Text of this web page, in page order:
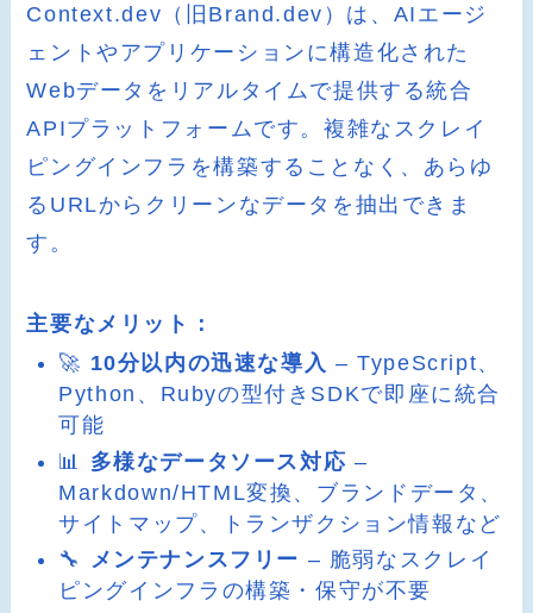
Context.dev（旧Brand.dev）は、AIエージ
ェントやアプリケーションに構造化された
Webデータをリアルタイムで提供する統合
APIプラットフォームです。複雑なスクレイ
ピングインフラを構築することなく、あらゆ
るURLからクリーンなデータを抽出できま
す。
主要なメリット：
🚀 10分以内の迅速な導入 – TypeScript、
Python、Rubyの型付きSDKで即座に統合
可能
📊 多様なデータソース対応 –
Markdown/HTML変換、ブランドデータ、
サイトマップ、トランザクション情報など
🔧 メンテナンスフリー – 脆弱なスクレイ
ピングインフラの構築・保守が不要